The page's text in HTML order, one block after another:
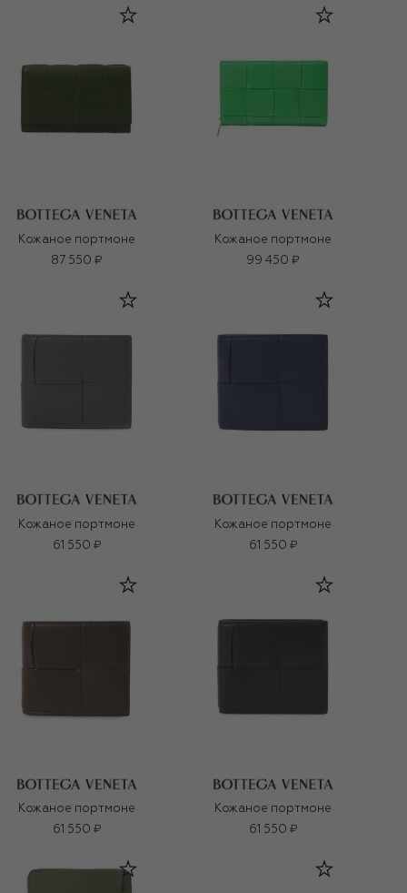
Кожаное портмоне
87 550 ₽
Кожаное портмоне
99 450 ₽
Кожаное портмоне
61 550 ₽
Кожаное портмоне
61 550 ₽
Кожаное портмоне
61 550 ₽
Кожаное портмоне
61 550 ₽